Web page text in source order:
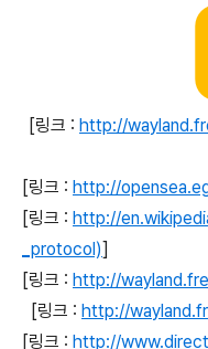
[링크 : http://
[링크 : http://
[링크 : http://
_protocol)]
[링크 : http://
[링크 : http://
[링크 : http://